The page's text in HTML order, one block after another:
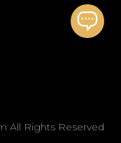
All Rights Reserved